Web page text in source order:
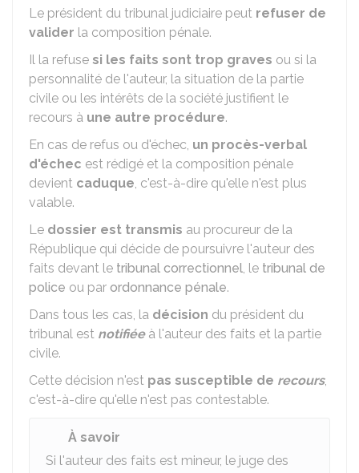
Le président du tribunal judiciaire peut refuser de
valider la composition pénale.
Il la refuse si les faits sont trop graves ou si la
personnalité de l'auteur, la situation de la partie
civile ou les intérêts de la société justifient le
recours à une autre procédure.
En cas de refus ou d'échec, un procès-verbal
d'échec est rédigé et la composition pénale
devient caduque, c'est-à-dire qu'elle n'est plus
valable.
Le dossier est transmis au procureur de la
République qui décide de poursuivre l'auteur des
faits devant le tribunal correctionnel, le tribunal de
police ou par ordonnance pénale.
Dans tous les cas, la décision du président du
tribunal est notifiéeà l'auteur des faits et la partie
civile.
Cette décision n'est pas susceptible de recours,
c'est-à-dire qu'elle n'est pas contestable.
À savoir
Si l'auteur des faits est mineur, le juge des